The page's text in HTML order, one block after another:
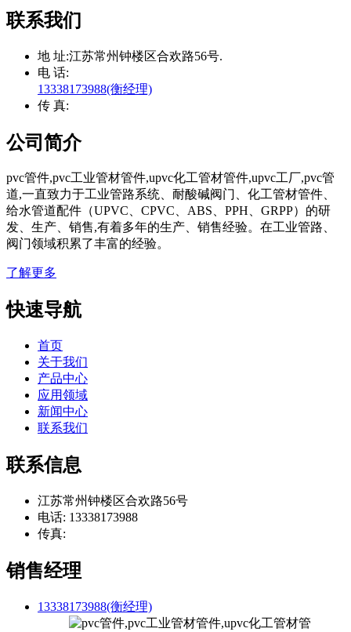
联系我们
地 址:江苏常州钟楼区合欢路56号.
电 话:
13338173988(衡经理)
传 真:
公司简介
pvc管件,pvc工业管材管件,upvc化工管材管件,upvc工厂,pvc管
道,一直致力于工业管路系统、耐酸碱阀门、化工管材管件、
给水管道配件（UPVC、CPVC、ABS、PPH、GRPP）的研
发、生产、销售,有着多年的生产、销售经验。在工业管路、
阀门领域积累了丰富的经验。
了解更多
快速导航
首页
关于我们
产品中心
应用领域
新闻中心
联系我们
联系信息
江苏常州钟楼区合欢路56号
电话: 13338173988
传真:
销售经理
13338173988(衡经理)